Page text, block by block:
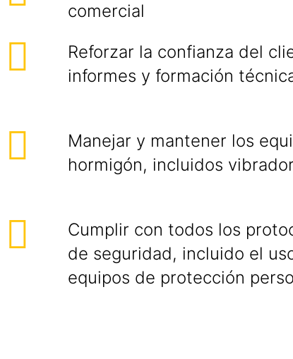
comercial
Reforzar la confianza del
informes y formación
Manejar y mantener los
hormigón, incluidos
Cumplir con todos los
de seguridad, incluido el
equipos de protección